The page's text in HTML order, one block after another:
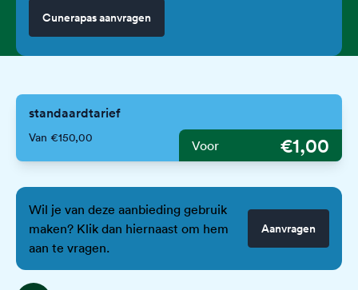
Cunerapas aanvragen
standaardtarief
Van €150,00 Voor €1,00
Wil je van deze aanbieding gebruik
maken? Klik dan hiernaast om hem
aan te vragen.
Aanvragen